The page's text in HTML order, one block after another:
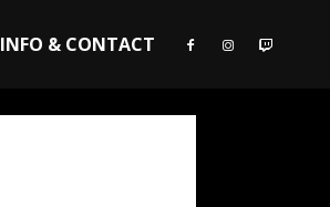
INFO & CONTACT